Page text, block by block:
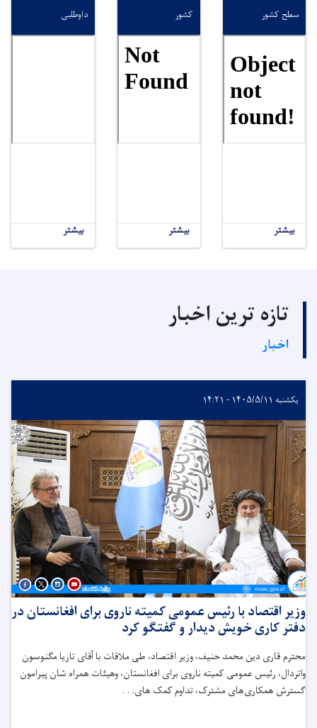
سطح کشور
بیشتر
کشور
بیشتر
داوطلبی
بیشتر
تازه ترین اخبار
اخبار
یکشنبه ۱۴۰۵/۵/۱۱ - ۱۴:۲۱
وزیر اقتصاد با رئیس عمومی کمیته ناروی برای افغانستان در
دفتر کاری خویش دیدار و گفتگو کرد
محترم قاری دین ‌محمد حنیف، وزیر اقتصاد، طی ملاقات با آقای تاریا مگنوسون
واتردال، رئیس عمومی کمیته ناروی برای افغانستان، وهیئات همراه شان پیرامون
گسترش همکاری‌های مشترک، تداوم کمک های. . .